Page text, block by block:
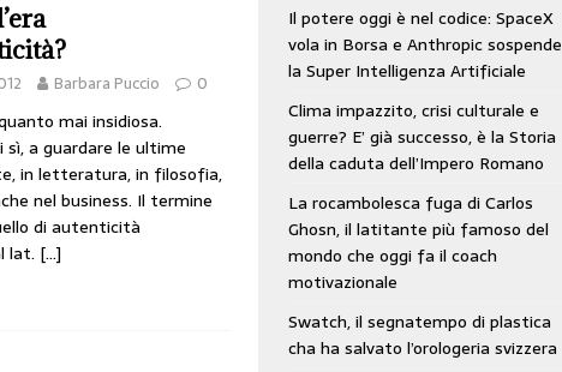
Barbara Puccio 0
mai insidiosa.
sì, a guardare le ultime
in letteratura, in filosofia,
nel business. Il termine
di autenticità
lat. […]
Il potere oggi è nel codice: SpaceX
vola in Borsa e Anthropic sospende
la Super Intelligenza Artificiale
Clima impazzito, crisi culturale e
guerre? E’ già successo, è la Storia
della caduta dell’Impero Romano
La rocambolesca fuga di Carlos
Ghosn, il latitante più famoso del
mondo che oggi fa il coach
motivazionale
Swatch, il segnatempo di plastica
cha ha salvato l’orologeria svizzera